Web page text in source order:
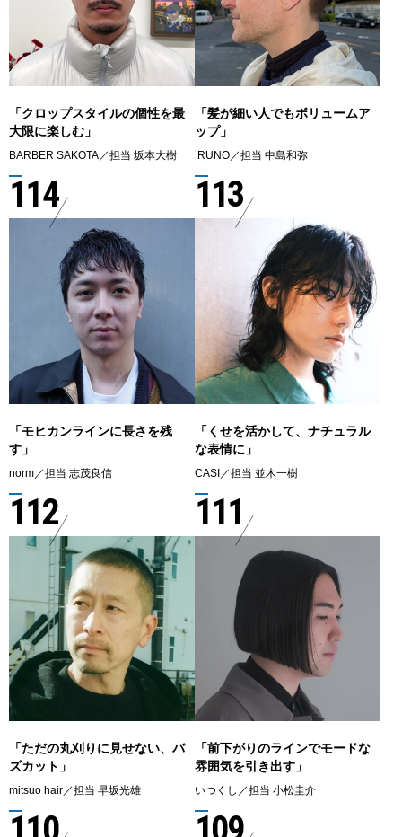
「クロップスタイルの個性を最
大限に楽しむ」
BARBER SAKOTA／担当 坂本大樹
「髪が細い人でもボリュームア
ップ」
RUNO／担当 中島和弥
114
「モヒカンラインに長さを残
す」
norm／担当 志茂良信
113
「くせを活かして、ナチュラル
な表情に」
CASI／担当 並木一樹
112
「ただの丸刈りに見せない、バ
ズカット」
mitsuo hair／担当 早坂光雄
111
「前下がりのラインでモードな
雰囲気を引き出す」
いつくし／担当 小松圭介